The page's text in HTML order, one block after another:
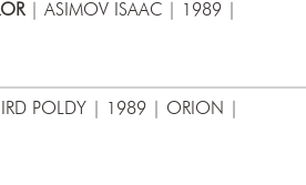
| ASIMOV ISAAC | 1989 |
POLDY | 1989 | ORION |